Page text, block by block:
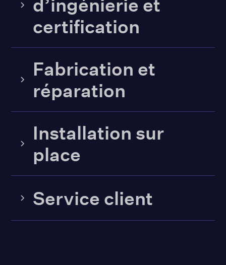
certification
Fabrication et
réparation
Installation sur
place
Service client